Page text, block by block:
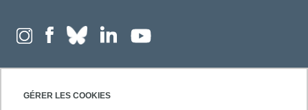
GÉRER LES COOKIES